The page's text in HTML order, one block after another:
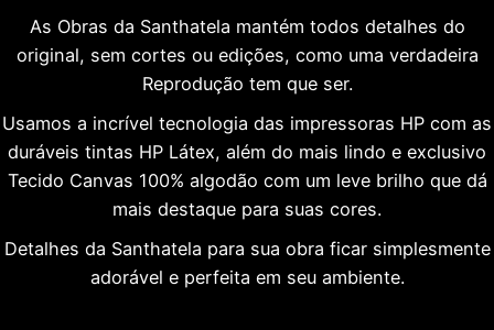
As Obras da Santhatela mantém todos detalhes do
original, sem cortes ou edições, como uma verdadeira
Reprodução tem que ser.
Usamos a incrível tecnologia das impressoras HP com as
duráveis tintas HP Látex, além do mais lindo e exclusivo
Tecido Canvas 100% algodão com um leve brilho que dá
mais destaque para suas cores.
Detalhes da Santhatela para sua obra ficar simplesmente
adorável e perfeita em seu ambiente.